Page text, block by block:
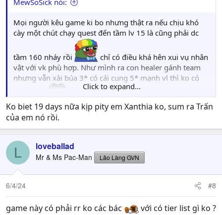
MewSoSick nói:
Mọi người kêu game ki bo nhưng thật ra nếu chịu khó
cày một chút chạy quest đến tầm lv 15 là cũng phải dc
tầm 160 nháy rồi
chỉ có điều khá hên xui vụ nhân
vật với vk phù hợp. Như mình ra con healer gánh team
nhưng vẫn xài búa 3* có cái cung 5* mạnh vl thì ko có
char cầm
Click to expand...
Ko biet 19 days nữa kịp pity em Xanthia ko, sum ra Trấn
của em nó rồi.
L loveballad
Mr & Ms Pac-Man Lão Làng GVN
6/4/24 #8
game này có phải rr ko các bác với có tier list gì ko ?